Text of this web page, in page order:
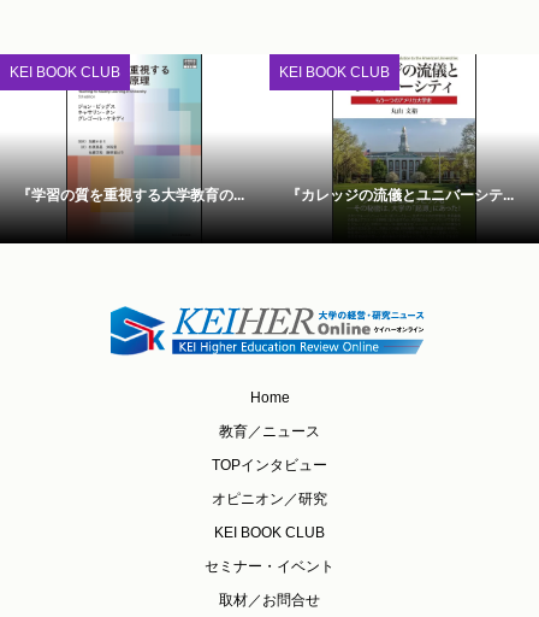
KEI BOOK CLUB
『学習の質を重視する大学教育の...
KEI BOOK CLUB
『カレッジの流儀とユニバーシテ...
Home
教育／ニュース
TOPインタビュー
オピニオン／研究
KEI BOOK CLUB
セミナー・イベント
取材／お問合せ